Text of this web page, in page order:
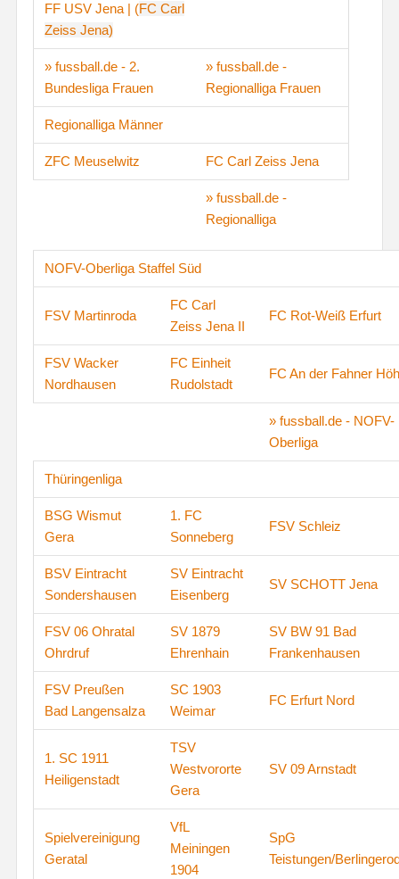
FF USV Jena | (FC Carl
Zeiss Jena)
» fussball.de - 2.
Bundesliga Frauen
» fussball.de -
Regionalliga Frauen
Regionalliga Männer
ZFC Meuselwitz FC Carl Zeiss Jena
» fussball.de -
Regionalliga
NOFV-Oberliga Staffel Süd
FSV Martinroda
FC Carl
Zeiss Jena II
FC Rot-Weiß Erfurt
FSV Wacker
Nordhausen
FC Einheit
Rudolstadt
FC An der Fahner
» fussball.de - NOFV-
Oberliga
Thüringenliga
BSG Wismut
Gera
1. FC
Sonneberg
FSV Schleiz
BSV Eintracht
Sondershausen
SV Eintracht
Eisenberg
SV SCHOTT Jena
FSV 06 Ohratal
Ohrdruf
SV 1879
Ehrenhain
SV BW 91 Bad
Frankenhausen
FSV Preußen
Bad Langensalza
SC 1903
Weimar
FC Erfurt Nord
1. SC 1911
Heiligenstadt
TSV
Westvororte
Gera
SV 09 Arnstadt
Spielvereinigung
Geratal
VfL
Meiningen
1904
SpG
Teistungen/